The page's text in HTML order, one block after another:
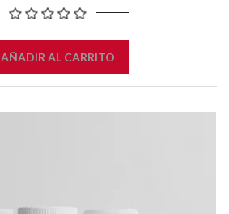
AÑADIR AL CARRITO